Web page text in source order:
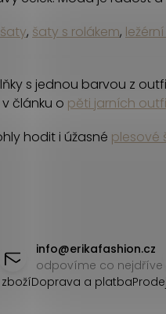
, šaty s rolákem,
s jednou barvou z
článku o pěti jarních
hodit i úžasné plesové
info@erikafashion.cz
odpovíme co nejdříve
Doprava a platba